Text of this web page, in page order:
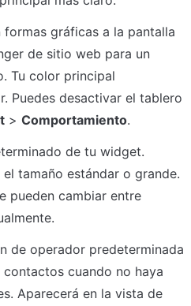
gráficas a la pantalla
de sitio web para un
Tu color principal
Puedes desactivar el tablero
> Comportamiento.
de tu widget.
tamaño estándar o grande.
pueden cambiar entre
de operador predeterminada
cuando no haya
Aparecerá en la vista de